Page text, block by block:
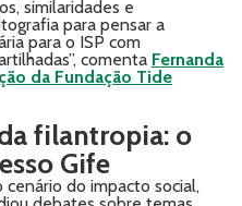
similaridades e
para pensar a
para o ISP com
comenta Fernanda
da Fundação Tide
filantropia: o
Gife
cenário do impacto social,